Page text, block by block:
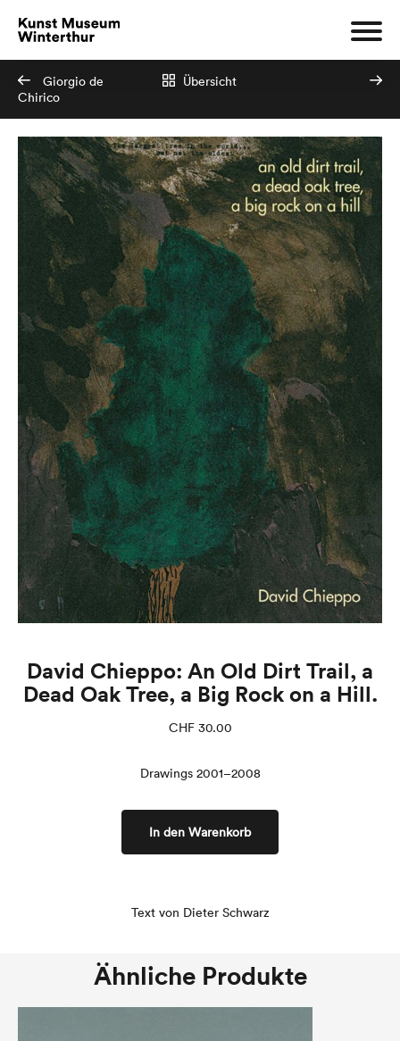
Giorgio de
Chirico
Übersicht
David Chieppo: An Old Dirt Trail, a
Dead Oak Tree, a Big Rock on a Hill.
CHF30.00
Drawings 2001–2008
In den Warenkorb
Text von Dieter Schwarz
Ähnliche Produkte